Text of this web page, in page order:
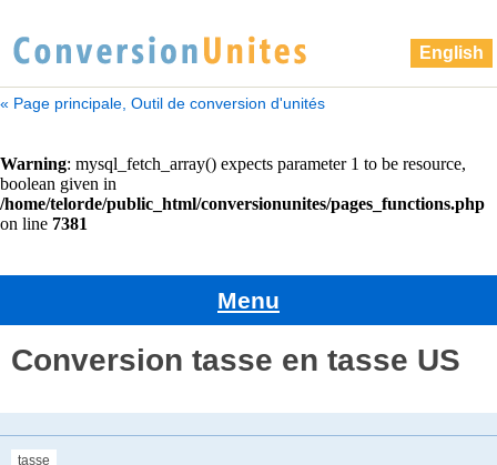
English
« Page principale, Outil de conversion d'unités
Menu
Conversion tasse en tasse US
tasse